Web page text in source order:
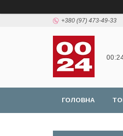
+380 (97) 473-49-33
ГОЛОВНА